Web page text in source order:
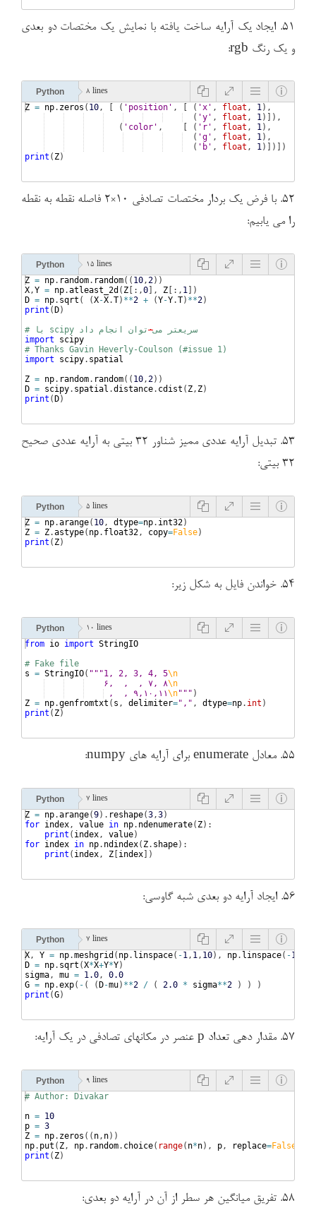
۵۱. ایجاد یک آرایه ساخت یافته با نمایش یک مختصات دو بعدی
و یک رنگ rgb:
Python 8 lines
Z = np. zeros ( 10, ( 'position' , ( 'x' , float , 1) ,
( 'y' , float , 1)]) ,
( 'color' , ( 'r' , float , 1) ,
( 'g' , float , 1) ,
( 'b' , float , 1)])])
print ( Z)
۵۲. با فرض یک بردار مختصات تصادفی ۱۰×۲ فاصله نقطه به نقطه
را می یابیم:
Python 15 lines
Z = np. random. random(( 10,2))
X,Y = np.atleast_2d ( Z :,0 , Z :, 1 ])
D = np. sqrt ( (X-X.T) **2 + (Y-Y.T) **2)
print ( D)
# با scipy سریعتر می·توان انجام داد
import
scipy
# Thanks Gavin Heverly-Coulson (#issue 1)
import
scipy. spatial
Z = np. random. random(( 10,2))
D = scipy. spatial .distance. cdist ( Z, Z)
print ( D)
۵۳. تبدیل آرایه عددی ممیز شناور ۳۲ بیتی به آرایه عددی صحیح
۳۲ بیتی:
Python 5 lines
Z = np.arange( 10, dtype=np. int32)
Z = Z.astype( np. float32, copy=False)
print ( Z)
۵۴. خواندن فایل به شکل زیر:
Python 10 lines
from io import StringIO
# Fake file
s = StringIO( """1, 2, 3, 4, 5\n
    ۶,  ,  , ۷, ۸
\n
,  , ۹,۱۰,۱۱\n""" )
Z = np.genfromtxt ( s , delimiter="," , dtype=np. int )
print ( Z)
۵۵. معادل enumerate برای آرایه های numpy:
Python 7 lines
Z = np.arange(9) . reshape(3 ,3)
for index , value in np. ndenumerate( Z) :
print ( index , value)
for index in np. ndindex( Z. shape) :
print ( index , Z [index])
۵۶. ایجاد آرایه دو بعدی شبه گاوسی:
Python 7 lines
X, Y = np.meshgrid ( np. linspace( -1, 1, 10) , np. linspace( -1
D = np. sqrt (X*X+Y*Y)
sigma, mu = 1.0, 0.0
G = np.exp( - ( ( D-mu) **2 / ( 2.0 * sigma**2 ) )
)
print (G)
۵۷. مقدار دهی تعداد p عنصر در مکانهای تصادفی در یک آرایه:
Python 9 lines
# Author: Divakar
n = 10
p = 3
Z = np. zeros (( n, n))
np. put ( Z, np. random. choice( range( n*n) , p, replace=False
print ( Z)
۵۸. تفریق میانگین هر سطر از آن در آرایه دو بعدی: